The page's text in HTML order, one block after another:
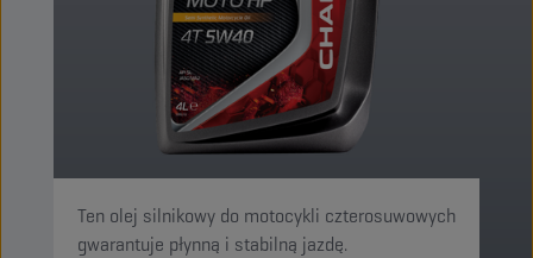
Ten olej silnikowy do motocykli czterosuwowych
gwarantuje płynną i stabilną jazdę.